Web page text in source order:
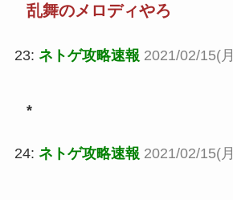
乱舞のメロディやろ
23: ネトゲ攻略速報 2021/02/15(
*
24: ネトゲ攻略速報 2021/02/15(